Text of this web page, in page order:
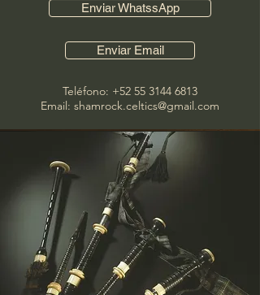
Enviar WhatssApp
Enviar Email
Teléfono: +52 55 3144 6813
Email: shamrock.celtics@gmail.com